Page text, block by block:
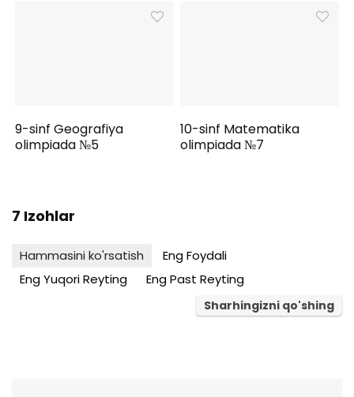
9-sinf Geografiya
olimpiada №5
10-sinf Matematika
olimpiada №7
7 Izohlar
Hammasini ko'rsatish
Eng Foydali
Eng Yuqori Reyting
Eng Past Reyting
Sharhingizni qo'shing